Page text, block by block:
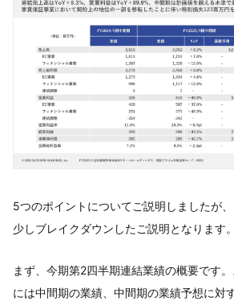
5つのポイントについてご説明しましたが
少しブレイクダウンしたご説明となります。
まず、今期第2四半期連結業績の概要です
には中間期の業績、中間期の業績予想に対